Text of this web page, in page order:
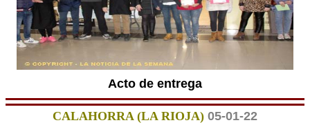
Acto de entrega
CALAHORRA (LA RIOJA) 05-01-22